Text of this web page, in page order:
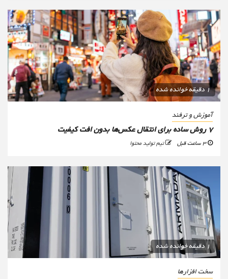
1 دقیقه خوانده شده
آموزش و ترفند
تیم تولید محتوا
1 دقیقه خوانده شده
سخت افزارها